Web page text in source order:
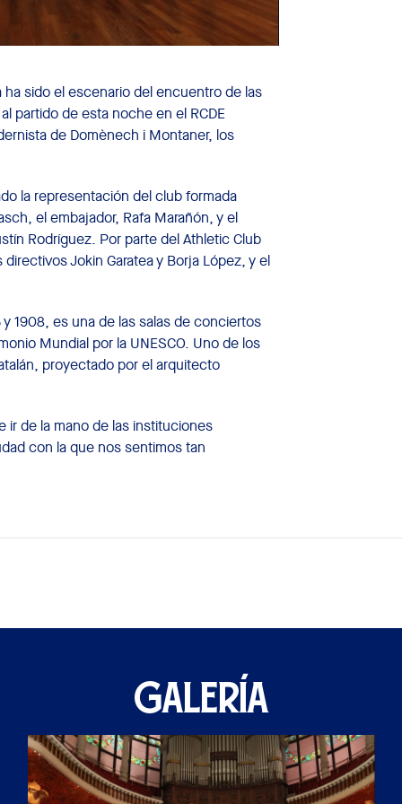
ha sido el escenario del encuentro de las
partido de esta noche en el RCDE
de Domènech i Montaner, los
la representación del club formada
el embajador, Rafa Marañón, y el
Rodríguez. Por parte del Athletic Club
Jokin Garatea y Borja López, y el
1908, es una de las salas de conciertos
Mundial por la UNESCO. Uno de los
proyectado por el arquitecto
ir de la mano de las instituciones
con la que nos sentimos tan
GALERÍA